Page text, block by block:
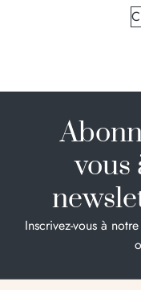
vous
Inscrivez-vous à